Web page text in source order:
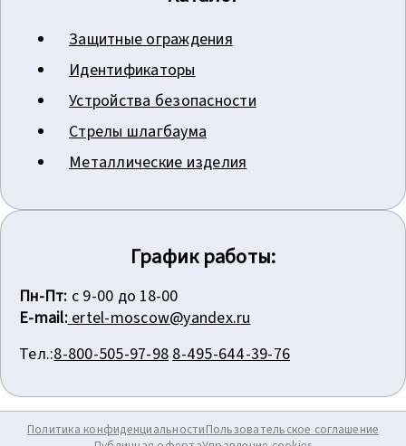
Защитные ограждения
Идентификаторы
Устройства безопасности
Стрелы шлагбаума
Металлические изделия
График работы:
Пн-Пт: с 9-00 до 18-00
E-mail:ertel-moscow@yandex.ru
Тел.:8-800-505-97-98 8-495-644-39-76
Политика конфиденциальностиПользовательское соглашение